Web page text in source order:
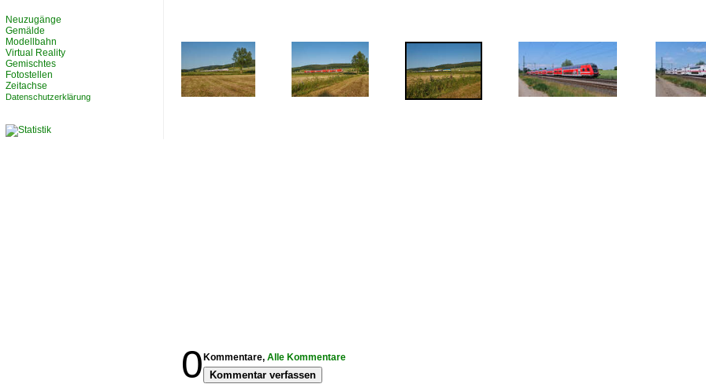
0 Kommentare, Alle Kommentare
Kommentar verfassen
Neuzugänge
Gemälde
Modellbahn
Virtual Reality
Gemischtes
Fotostellen
Zeitachse
Datenschutzerklärung